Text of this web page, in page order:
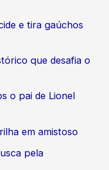
e tira gaúchos
que desafia o
o pai de Lionel
em amistoso
pela